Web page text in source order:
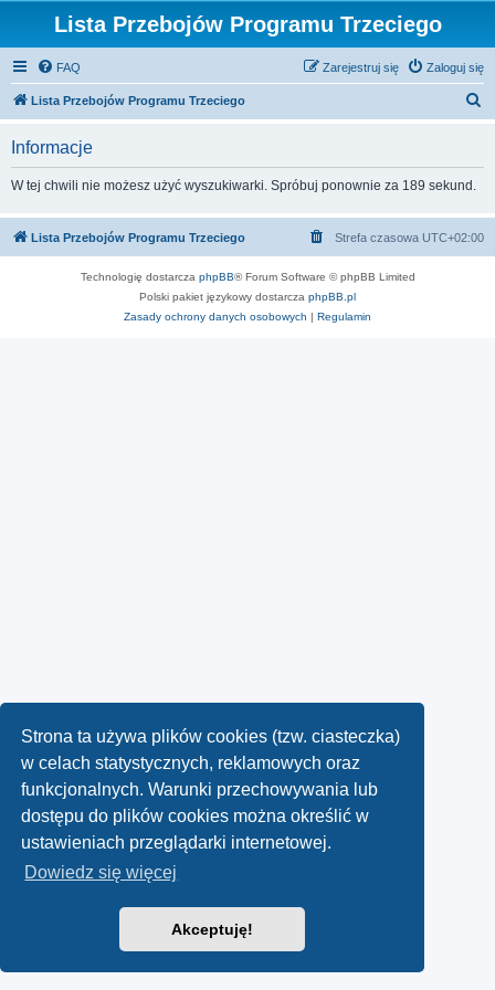
Strona ta używa plików cookies (tzw. ciasteczka)
w celach statystycznych, reklamowych oraz
funkcjonalnych. Warunki przechowywania lub
dostępu do plików cookies można określić w
ustawieniach przeglądarki internetowej.
Dowiedz się więcej
Akceptuję!
Lista Przebojów Programu Trzeciego
FAQ Zaloguj się
Zarejestruj się
Lista Przebojów Programu Trzeciego
j
Informacje
W tej chwili nie możesz użyć wyszukiwarki. Spróbuj ponownie za 189 sekund.
Lista Przebojów Programu Trzeciego Strefa czasowa UTC+02:00
Technologię dostarcza phpBB® Forum Software © phpBB Limited
Polski pakiet językowy dostarcza phpBB.pl
Zasady ochrony danych osobowych | Regulamin